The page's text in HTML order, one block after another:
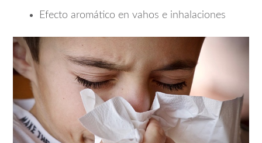
Efecto aromático en vahos e inhalaciones